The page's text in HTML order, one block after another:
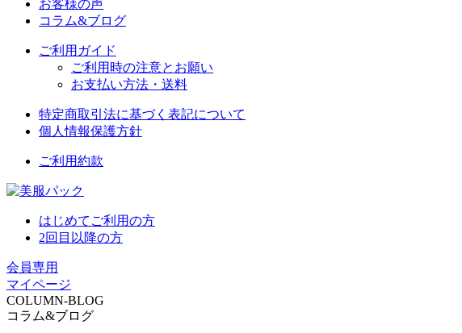
お客様の声
コラム&ブログ
ご利用ガイド
ご利用時の注意とお願い
お支払い方法・送料
特定商取引法に基づく表記について
個人情報保護方針
ご利用約款
はじめてご利用の方
2回目以降の方
会員専用
マイページ
COLUMN-BLOG
コラム&ブログ